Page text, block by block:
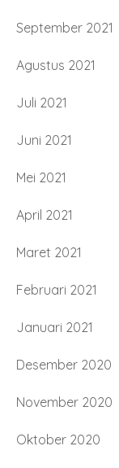
September 2021
Agustus 2021
Juli 2021
Juni 2021
Mei 2021
April 2021
Maret 2021
Februari 2021
Januari 2021
Desember 2020
November 2020
Oktober 2020